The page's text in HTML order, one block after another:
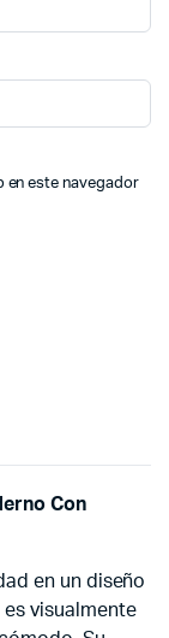
en este navegador
Con
en un diseño
visualmente